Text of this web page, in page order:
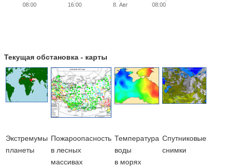
08:00 16:00 8. Авг 08:00
Текущая обстановка - карты
Экстремумы
планеты
Пожароопасность
в лесных
массивах
Температура
воды
в морях
Cпутниковые
снимки